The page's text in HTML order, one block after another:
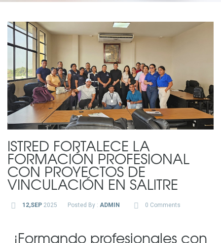
ISTRED FORTALECE LA
FORMACIÓN PROFESIONAL
CON PROYECTOS DE
VINCULACIÓN EN SALITRE
12,SEP2025 Posted By : ADMIN 0 Comments
¡Formando profesionales con